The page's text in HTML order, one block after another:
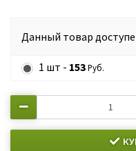
Данный товар
1 шт - 153Руб.